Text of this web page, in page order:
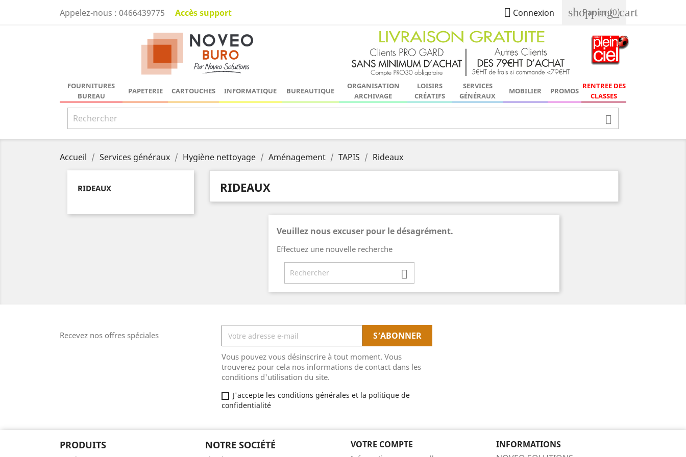
Appelez-nous : 0466439775 Accès support  Connexion shopping_cart
Panier(0)
FOURNITURES
BUREAU
PAPETERIE CARTOUCHES INFORMATIQUE BUREAUTIQUE
ORGANISATION
ARCHIVAGE
LOISIRS
CRÉATIFS
SERVICES
GÉNÉRAUX
MOBILIER PROMOS
RENTREE DES
CLASSES

Accueil Services généraux Hygiène nettoyage Aménagement TAPIS Rideaux
RIDEAUX RIDEAUX
Veuillez nous excuser pour le désagrément.
Effectuez une nouvelle recherche

Recevez nos offres spéciales
Vous pouvez vous désinscrire à tout moment. Vous
trouverez pour cela nos informations de contact dans les
conditions d'utilisation du site.
J'accepte les conditions générales et la politique de
confidentialité
PRODUITS NOTRE SOCIÉTÉ VOTRE COMPTE
INFORMATIONS